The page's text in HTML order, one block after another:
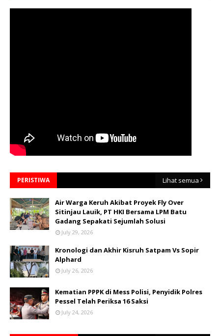
PERISTIWA Lihat semua
Air Warga Keruh Akibat Proyek Fly Over
Sitinjau Lauik, PT HKI Bersama LPM Batu
Gadang Sepakati Sejumlah Solusi
July 29, 2026
Kronologi dan Akhir Kisruh Satpam Vs Sopir
Alphard
July 26, 2026
Kematian PPPK di Mess Polisi, Penyidik Polres
Pessel Telah Periksa 16 Saksi
July 24, 2026